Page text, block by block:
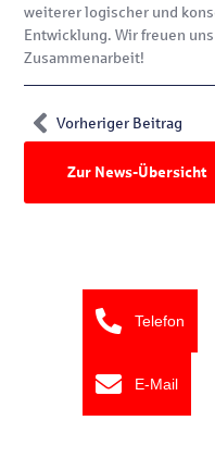
weiterer logischer und
Entwicklung. Wir freuen
Zusammenarbeit!
Vorheriger Beitrag
Zur News-Übersicht
Telefon
E-Mail